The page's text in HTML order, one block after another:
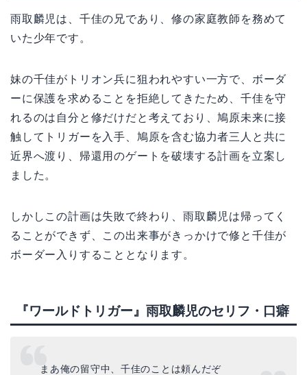
雨取麟児は、千佳の兄であり、修の家庭教師を務めて
いた少年です。
妹の千佳がトリオン兵に狙われやすい一方で、ボーダ
ーに保護を求めることを拒絶してきたため、千佳を守
れるのは自分と修だけだと考えており、鳩原未来に接
触してトリガーを入手、鳩原を含む協力者三人と共に
近界へ渡り、帰還用のゲートを破壊する計画を立案し
ました。
しかしこの計画は失敗で終わり、雨取麟児は帰ってく
ることができず、この出来事がきっかけで修と千佳が
ボーダー入りすることとなります。
『ワールドトリガー』雨取麟児のセリフ・口癖
まあ俺の留守中、千佳のことは頼んだぞ